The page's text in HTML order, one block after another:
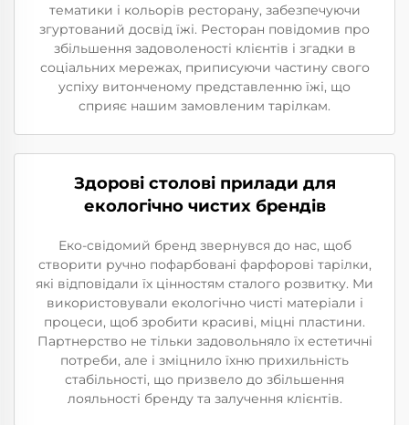
тематики і кольорів ресторану, забезпечуючи
згуртований досвід їжі. Ресторан повідомив про
збільшення задоволеності клієнтів і згадки в
соціальних мережах, приписуючи частину свого
успіху витонченому представленню їжі, що
сприяє нашим замовленим тарілкам.
Здорові столові прилади для
екологічно чистих брендів
Еко-свідомий бренд звернувся до нас, щоб
створити ручно пофарбовані фарфорові тарілки,
які відповідали їх цінностям сталого розвитку. Ми
використовували екологічно чисті матеріали і
процеси, щоб зробити красиві, міцні пластини.
Партнерство не тільки задовольняло їх естетичні
потреби, але і зміцнило їхню прихильність
стабільності, що призвело до збільшення
лояльності бренду та залучення клієнтів.